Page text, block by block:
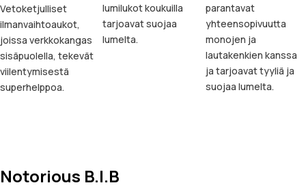
Vetoketjulliset
ilmanvaihtoaukot,
joissa verkkokangas
sisäpuolella, tekevät
viilentymisestä
superhelppoa.
lumilukot koukuilla
tarjoavat suojaa
lumelta.
parantavat
yhteensopivuutta
monojen ja
lautakenkien kanssa
ja tarjoavat tyyliä ja
suojaa lumelta.
Notorious B.I.B